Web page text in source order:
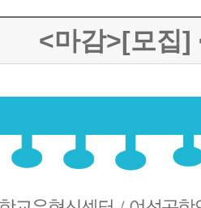
<마감>[모집]